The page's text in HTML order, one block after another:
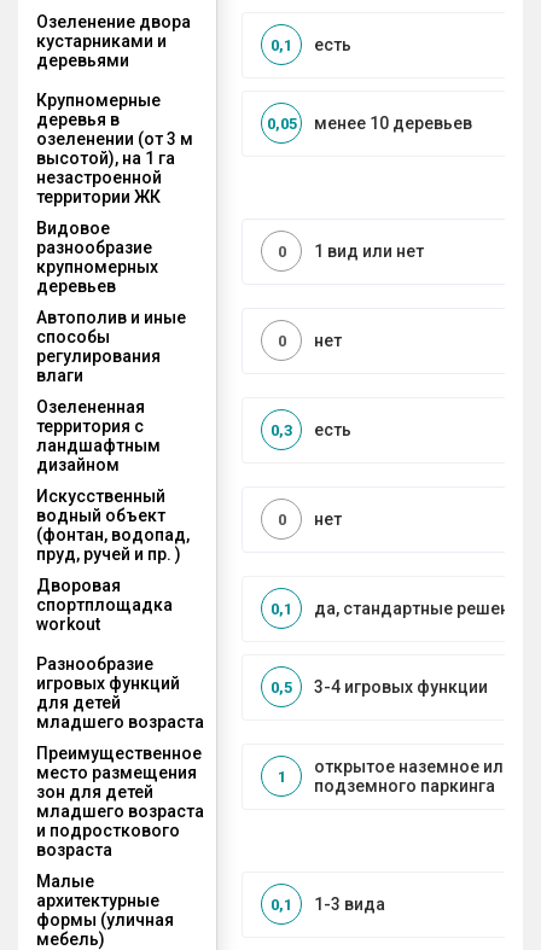
Озеленение двора
кустарниками и
деревьями
есть
0,1
Крупномерные
деревья в
озеленении (от 3 м
высотой), на 1 га
незастроенной
территории ЖК
менее 10 деревьев
0,05
Видовое
разнообразие
крупномерных
деревьев
1 вид или нет
0
Автополив и иные
способы
регулирования
влаги
нет
0
Озелененная
территория с
ландшафтным
дизайном
есть
0,3
Искусственный
водный объект
(фонтан, водопад,
пруд, ручей и пр. )
нет
0
Дворовая
спортплощадка
workout
да, стандартные решения
0,1
Разнообразие
игровых функций
для детей
младшего возраста
3-4 игровых функции
0,5
Преимущественное
место размещения
зон для детей
младшего возраста
и подросткового
возраста
открытое наземное или на
подземного паркинга
1
Малые
архитектурные
формы (уличная
мебель)
1-3 вида
0,1